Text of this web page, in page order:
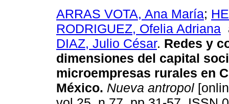
ARRAS VOTA, Ana María;
RODRIGUEZ, Ofelia Adriana
DIAZ, Julio César. Redes y
dimensiones del capital
microempresas rurales en
México. Nueva antropol